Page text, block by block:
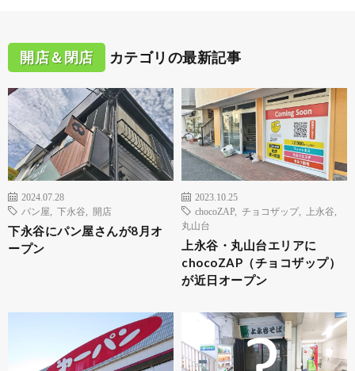
開店＆閉店 カテゴリの最新記事
2024.07.28
パン屋
下永谷 開店
下永谷にパン屋さんが8月オ
ープン
2023.10.25
chocoZAP
チョコザップ 上永谷
丸山台
上永谷・丸山台エリアに
chocoZAP（チョコザップ）
が近日オープン